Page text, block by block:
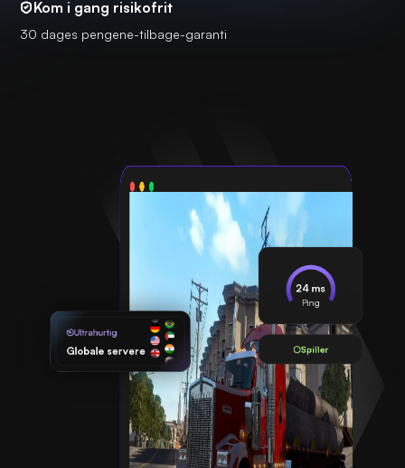
Kom i gang risikofrit
30 dages pengene-tilbage-garanti
Ultrahurtig
Globale servere
24 ms
Ping
Spiller